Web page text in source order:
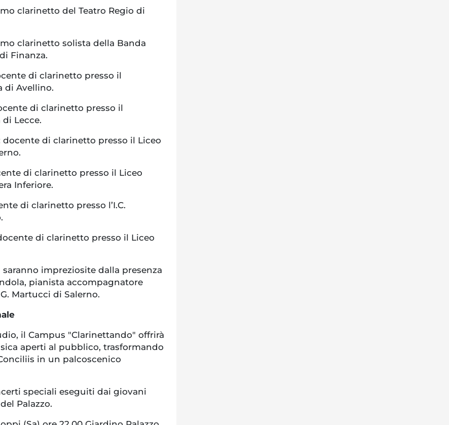
clarinetto del Teatro Regio di
clarinetto solista della Banda
Finanza.
di clarinetto presso il
di Avellino.
di clarinetto presso il
di Lecce.
docente di clarinetto presso il Liceo
di clarinetto presso il Liceo
Inferiore.
di clarinetto presso l’I.C.
di clarinetto presso il Liceo
impreziosite dalla presenza
pianista accompagnatore
Martucci di Salerno.
il Campus "Clarinettando" offrirà
aperti al pubblico, trasformando
in un palcoscenico
speciali eseguiti dai giovani
Palazzo.